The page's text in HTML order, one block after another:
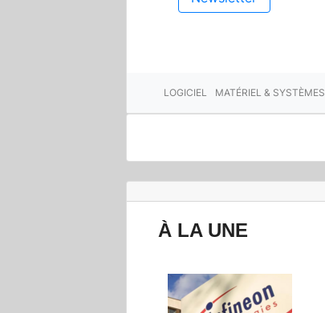
LOGICIEL MATÉRIEL & SYSTÈMES
À LA UNE